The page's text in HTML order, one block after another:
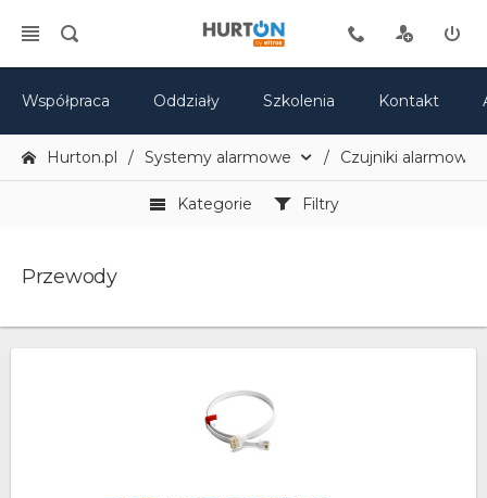
Współpraca Oddziały Szkolenia Kontakt
Hurton.pl Systemy alarmowe Czujniki alarmowe
Kategorie Filtry
Przewody